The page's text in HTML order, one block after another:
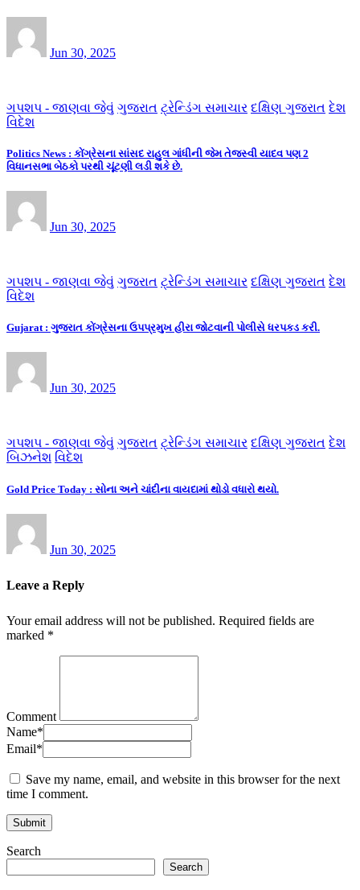
Jun 30, 2025
ગપશપ - જાણવા જેવું ગુજરાત ટ્રેન્ડિંગ સમાચાર દક્ષિણ ગુજરાત દેશ
વિદેશ
Politics News : કોંગ્રેસના સાંસદ રાહુલ ગાંધીની જેમ તેજસ્વી યાદવ પણ 2
વિધાનસભા બેઠકો પરથી ચૂંટણી લડી શકે છે.
Jun 30, 2025
ગપશપ - જાણવા જેવું ગુજરાત ટ્રેન્ડિંગ સમાચાર દક્ષિણ ગુજરાત દેશ
વિદેશ
Gujarat : ગુજરાત કોંગ્રેસના ઉપપ્રમુખ હીરા જોટવાની પોલીસે ધરપકડ કરી.
Jun 30, 2025
ગપશપ - જાણવા જેવું ગુજરાત ટ્રેન્ડિંગ સમાચાર દક્ષિણ ગુજરાત દેશ
બિઝનેશ વિદેશ
Gold Price Today : સોના અને ચાંદીના વાયદામાં થોડો વધારો થયો.
Jun 30, 2025
Leave a Reply
Your email address will not be published. Required fields are
marked *
Comment
Name*
Email*
Save my name, email, and website in this browser for the next
time I comment.
Search
Search